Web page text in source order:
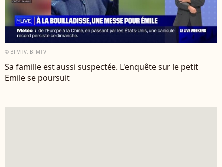
© BFMTV, BFMTV
Sa famille est aussi suspectée. L'enquête sur le petit
Emile se poursuit